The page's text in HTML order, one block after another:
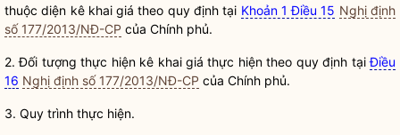
thuộc diện kê khai giá theo quy định tại Khoản 1 Điều 15 Nghị định
số 177/2013/NĐ-CP của Chính phủ.
2. Đối tượng thực hiện kê khai giá thực hiện theo quy định tạiĐiều
16 Nghị định số 177/2013/NĐ-CP của Chính phủ.
3. Quy trình thực hiện.